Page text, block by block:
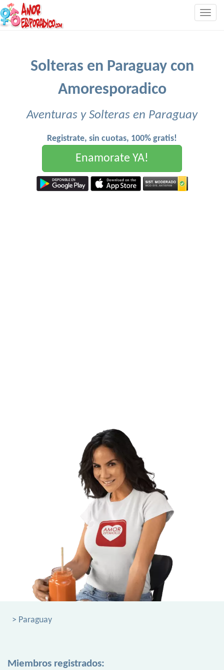
Solteras en Paraguay con
Amoresporadico
Aventuras y Solteras en Paraguay
Registrate, sin cuotas, 100% gratis!
Enamorate YA!
> Paraguay
Miembros registrados: